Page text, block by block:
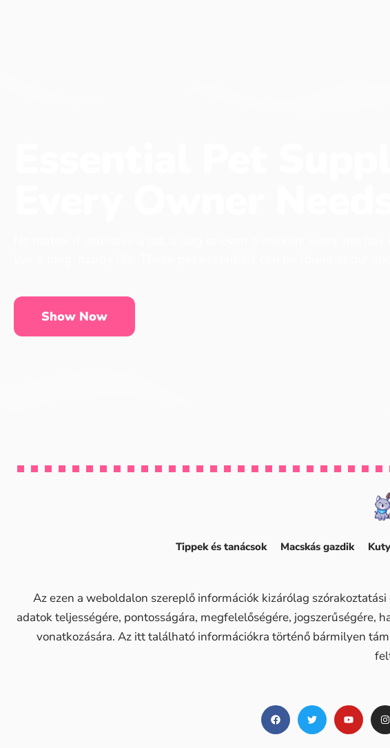
Show Now
Tippek és tanácsok Macskás gazdik
Az ezen a weboldalon szereplő információk kizárólag
adatok teljességére, pontosságára, megfelelőségére, jogszerűségére,
vonatkozására. Az itt található információkra történő bármilyen